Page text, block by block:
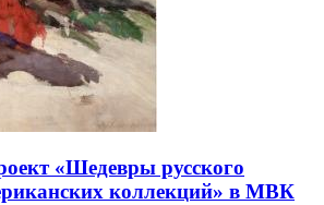
«Шедевры русского
коллекций» в МВК